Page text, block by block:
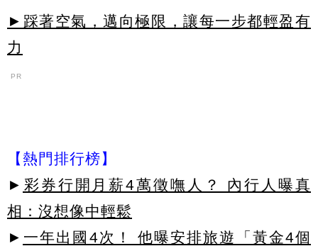
►踩著空氣，邁向極限，讓每一步都輕盈有
力
PR
【熱門排行榜】
► 彩券行開月薪4萬徵嘸人？ 內行人曝真
相：沒想像中輕鬆
► 一年出國4次！ 他曝安排旅遊「黃金4個